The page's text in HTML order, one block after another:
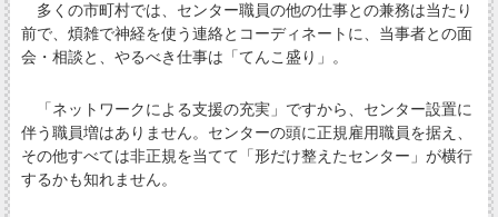
多くの市町村では、センター職員の他の仕事との兼務は当たり
前で、煩雑で神経を使う連絡とコーディネートに、当事者との面
会・相談と、やるべき仕事は「てんこ盛り」。
「ネットワークによる支援の充実」ですから、センター設置に
伴う職員増はありません。センターの頭に正規雇用職員を据え、
その他すべては非正規を当てて「形だけ整えたセンター」が横行
するかも知れません。